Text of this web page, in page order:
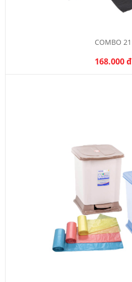
COMBO 21
168.000 đ